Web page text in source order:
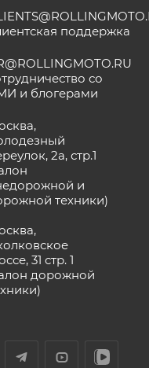
поддержка
со
и блогерами
2а, стр.1
и
техники)
31 стр. 1
дорожной